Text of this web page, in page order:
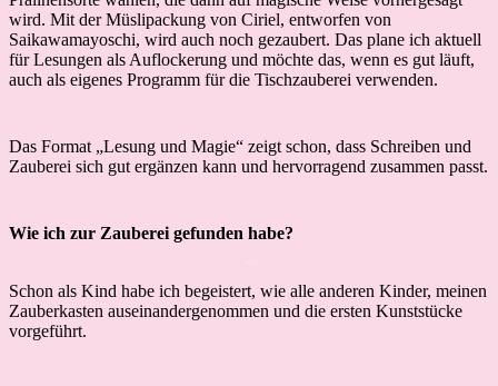
wird. Mit der Müslipackung von Ciriel, entworfen von
Saikawamayoschi, wird auch noch gezaubert. Das plane ich aktuell
für Lesungen als Auflockerung und möchte das, wenn es gut läuft,
auch als eigenes Programm für die Tischzauberei verwenden.
Das Format „Lesung und Magie“ zeigt schon, dass Schreiben und
Zauberei sich gut ergänzen kann und hervorragend zusammen passt.
Wie ich zur Zauberei gefunden habe?
Schon als Kind habe ich begeistert, wie alle anderen Kinder, meinen
Zauberkasten auseinandergenommen und die ersten Kunststücke
vorgeführt.